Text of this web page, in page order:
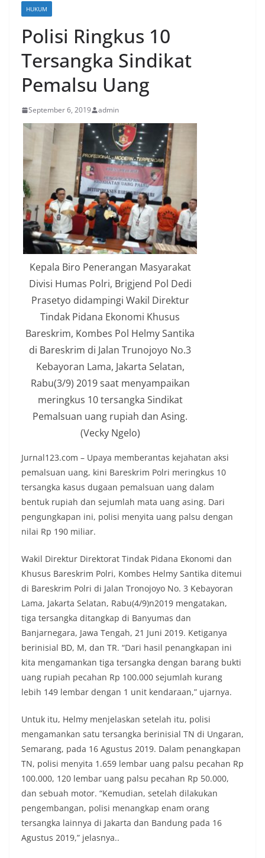
HUKUM
Polisi Ringkus 10
Tersangka Sindikat
Pemalsu Uang
September 6, 2019 admin
Kepala Biro Penerangan Masyarakat
Divisi Humas Polri, Brigjend Pol Dedi
Prasetyo didampingi Wakil Direktur
Tindak Pidana Ekonomi Khusus
Bareskrim, Kombes Pol Helmy Santika
di Bareskrim di Jalan Trunojoyo No.3
Kebayoran Lama, Jakarta Selatan,
Rabu(3/9) 2019 saat menyampaikan
meringkus 10 tersangka Sindikat
Pemalsuan uang rupiah dan Asing.
(Vecky Ngelo)
Jurnal123.com – Upaya memberantas kejahatan aksi
pemalsuan uang, kini Bareskrim Polri meringkus 10
tersangka kasus dugaan pemalsuan uang dalam
bentuk rupiah dan sejumlah mata uang asing. Dari
pengungkapan ini, polisi menyita uang palsu dengan
nilai Rp 190 miliar.
Wakil Direktur Direktorat Tindak Pidana Ekonomi dan
Khusus Bareskrim Polri, Kombes Helmy Santika ditemui
di Bareskrim Polri di Jalan Tronojoyo No. 3 Kebayoran
Lama, Jakarta Selatan, Rabu(4/9)n2019 mengatakan,
tiga tersangka ditangkap di Banyumas dan
Banjarnegara, Jawa Tengah, 21 Juni 2019. Ketiganya
berinisial BD, M, dan TR. “Dari hasil penangkapan ini
kita mengamankan tiga tersangka dengan barang bukti
uang rupiah pecahan Rp 100.000 sejumlah kurang
lebih 149 lembar dengan 1 unit kendaraan,” ujarnya.
Untuk itu, Helmy menjelaskan setelah itu, polisi
mengamankan satu tersangka berinisial TN di Ungaran,
Semarang, pada 16 Agustus 2019. Dalam penangkapan
TN, polisi menyita 1.659 lembar uang palsu pecahan Rp
100.000, 120 lembar uang palsu pecahan Rp 50.000,
dan sebuah motor. “Kemudian, setelah dilakukan
pengembangan, polisi menangkap enam orang
tersangka lainnya di Jakarta dan Bandung pada 16
Agustus 2019,” jelasnya..